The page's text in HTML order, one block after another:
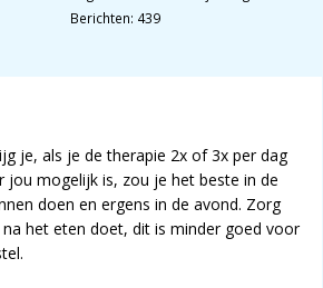
Berichten: 439
je, als je de therapie 2x of 3x per dag
jou mogelijk is, zou je het beste in de
doen en ergens in de avond. Zorg
het eten doet, dit is minder goed voor